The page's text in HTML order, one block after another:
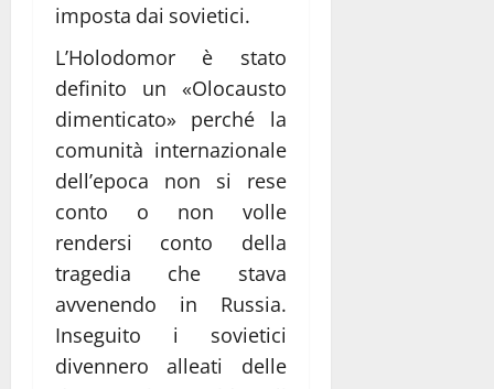
imposta dai sovietici.
L’Holodomor è stato
definito un «Olocausto
dimenticato» perché la
comunità internazionale
dell’epoca non si rese
conto o non volle
rendersi conto della
tragedia che stava
avvenendo in Russia.
Inseguito i sovietici
divennero alleati delle